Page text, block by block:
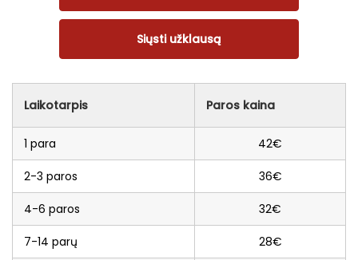
Siųsti užklausą
Laikotarpis Paros kaina
1 para 42€
2-3 paros 36€
4-6 paros 32€
7-14 parų 28€